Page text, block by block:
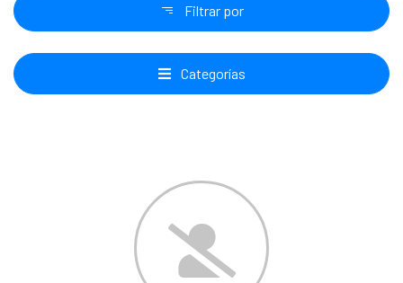
Filtrar por
Categorías